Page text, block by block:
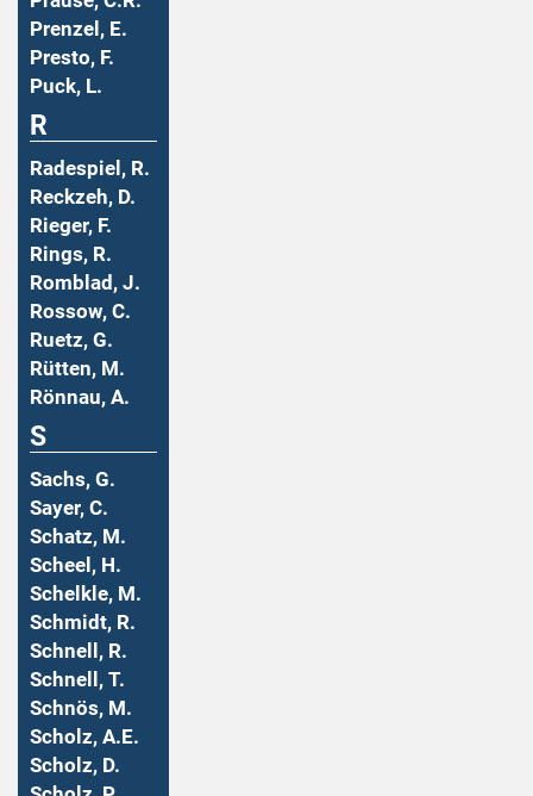
Prenzel, E.
Presto, F.
Puck, L.
R
Radespiel, R.
Reckzeh, D.
Rieger, F.
Rings, R.
Romblad, J.
Rossow, C.
Ruetz, G.
Rütten, M.
Rönnau, A.
S
Sachs, G.
Sayer, C.
Schatz, M.
Scheel, H.
Schelkle, M.
Schmidt, R.
Schnell, R.
Schnell, T.
Schnös, M.
Scholz, A.E.
Scholz, D.